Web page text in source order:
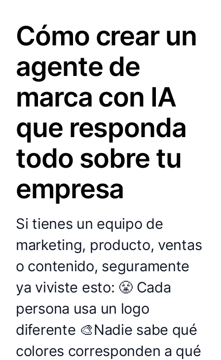
Cómo crear un
agente de
marca con IA
que responda
todo sobre tu
empresa
Si tienes un equipo de
marketing, producto, ventas
o contenido, seguramente
ya viviste esto: 😤 Cada
persona usa un logo
diferente 🎨Nadie sabe qué
colores corresponden a qué